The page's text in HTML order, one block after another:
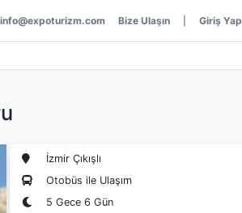
info@expoturizm.com Bize Ulaşın Giriş Yap
İzmir Çıkışlı
Otobüs ile Ulaşım
5 Gece 6 Gün